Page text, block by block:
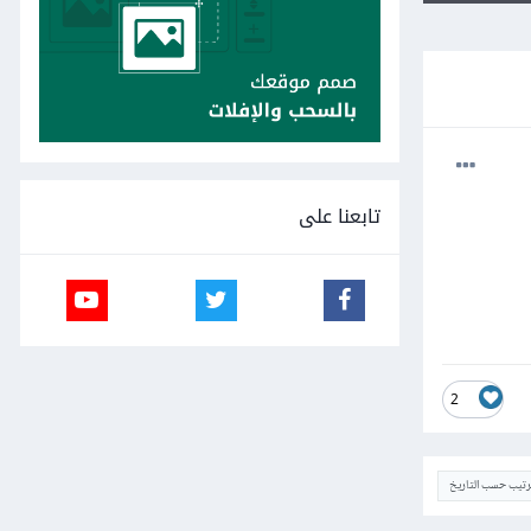
2
حسب التاريخ
تابعنا على